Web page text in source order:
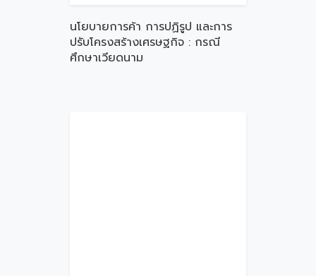
นโยบายการค้า การปฏิรูป และการ
ปรับโครงสร้างเศรษฐกิจ : กรณี
ศึกษาเวียดนาม